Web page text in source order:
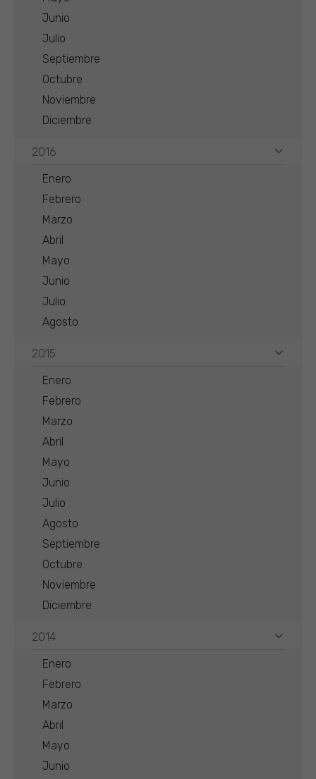
Junio
Julio
Septiembre
Octubre
Noviembre
Diciembre
2016
Enero
Febrero
Marzo
Abril
Mayo
Junio
Julio
Agosto
2015
Enero
Febrero
Marzo
Abril
Mayo
Junio
Julio
Agosto
Septiembre
Octubre
Noviembre
Diciembre
2014
Enero
Febrero
Marzo
Abril
Mayo
Junio